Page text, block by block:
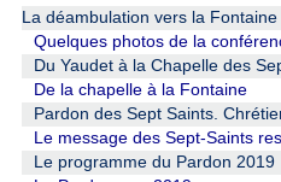
La déambulation vers la Fontaine
Quelques photos de la
Du Yaudet à la Chapelle des
De la chapelle à la Fontaine
Pardon des Sept Saints.
Le message des Sept-Saints
Le programme du Pardon 2019